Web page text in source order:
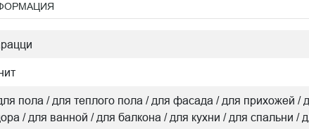
пола / для теплого пола / для фасада / для прихожей
/ для ванной / для балкона / для кухни / для спальни /